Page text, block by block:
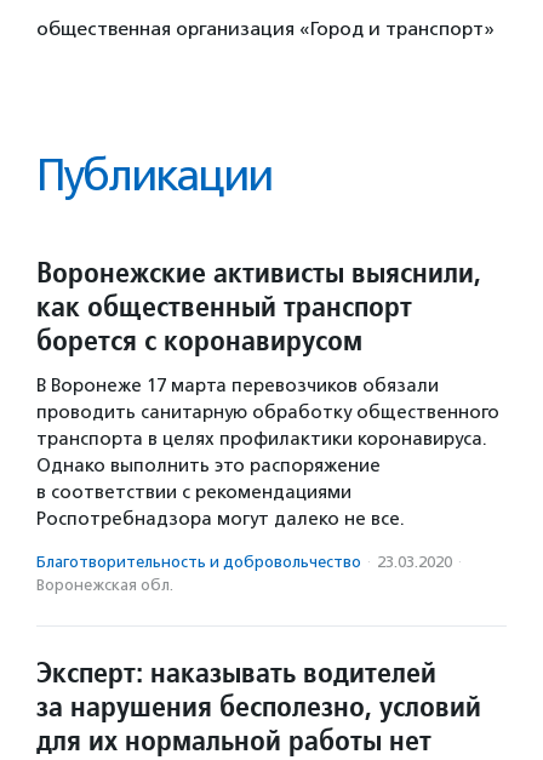
общественная организация «Город и транспорт»
Публикации
Воронежские активисты выяснили,
как общественный транспорт
борется с коронавирусом
В Воронеже 17 марта перевозчиков обязали
проводить санитарную обработку общественного
транспорта в целях профилактики коронавируса.
Однако выполнить это распоряжение
в соответствии с рекомендациями
Роспотребнадзора могут далеко не все.
Благотвори­тель­ность и доброволь­чест­во · 23.03.2020 ·
Воронежская обл.
Эксперт: наказывать водителей
за нарушения бесполезно, условий
для их нормальной работы нет